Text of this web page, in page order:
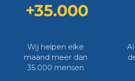
+35.000
Wij helpen elke
maand meer dan
35.000 mensen